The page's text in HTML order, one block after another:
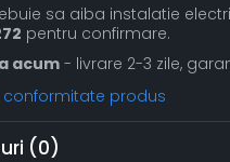
sa aiba instalatie
pentru confirmare.
acum- livrare 2-3 zile,
conformitate produs
(0)